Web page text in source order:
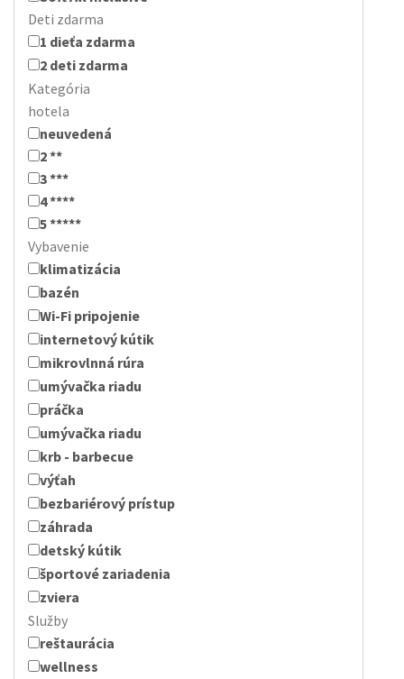
Deti zdarma
1 dieťa zdarma
2 deti zdarma
Kategória
hotela
neuvedená
2 **
3 ***
4 ****
5 *****
Vybavenie
klimatizácia
bazén
Wi-Fi pripojenie
internetový kútik
mikrovlnná rúra
umývačka riadu
práčka
umývačka riadu
krb - barbecue
výťah
bezbariérový prístup
záhrada
detský kútik
športové zariadenia
zviera
Služby
reštaurácia
wellness